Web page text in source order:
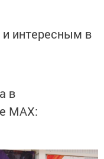
интересным в
в
MАХ: